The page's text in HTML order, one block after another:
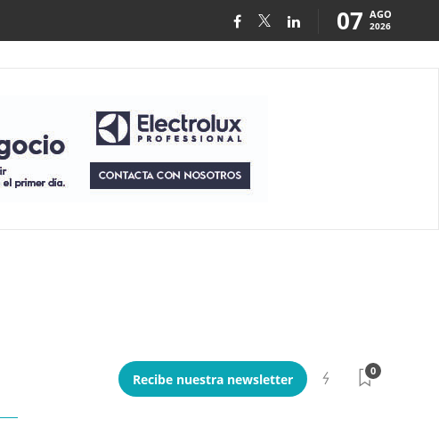
07 AGO
2026
Recibe nuestra newsletter
0